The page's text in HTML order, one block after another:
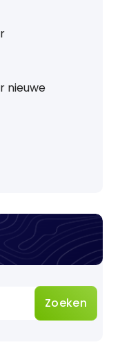
nieuwe
Zoeken